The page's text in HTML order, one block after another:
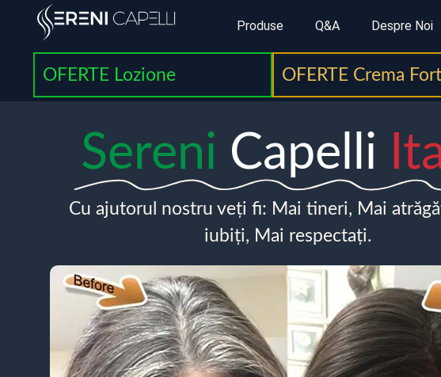
Produse Q&A Despre Noi
OFERTE Lozione OFERTE Crema
Sereni Capelli
Cu ajutorul nostru veți fi: Mai tineri, Mai
iubiți, Mai respectați.